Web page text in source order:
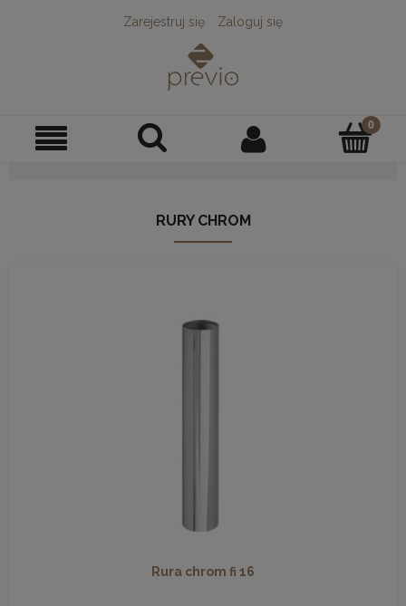
Zarejestruj się Zaloguj się
RURY CHROM
Rura chrom fi 16